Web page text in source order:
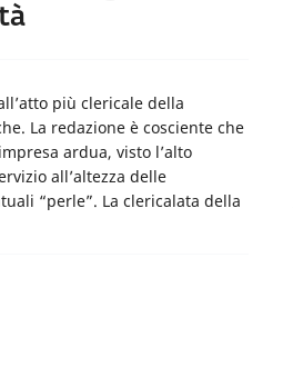
più clericale della
La redazione è cosciente che
ardua, visto l’alto
all’altezza delle
“perle”. La clericalata della